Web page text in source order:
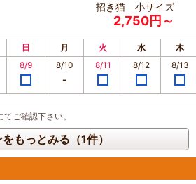
招き猫 小サイズ
2,750円～
日 月 火 水
木
8/9 8/10 8/11 8/12 8/13
ご確認下さい。
もっとみる（1件）